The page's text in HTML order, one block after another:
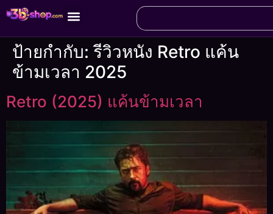
ป้ายกำกับ:รีวิวหนัง Retro แค้น
ข้ามเวลา 2025
Retro (2025) แค้นข้ามเวลา